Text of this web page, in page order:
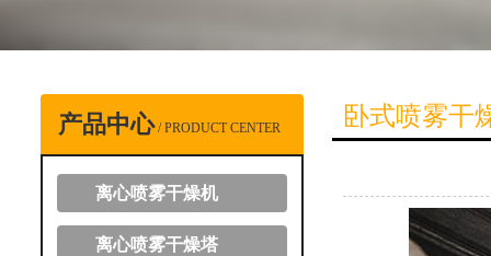
产品中心/ PRODUCT CENTER
离心喷雾干燥机
离心喷雾干燥塔
卧式喷雾干